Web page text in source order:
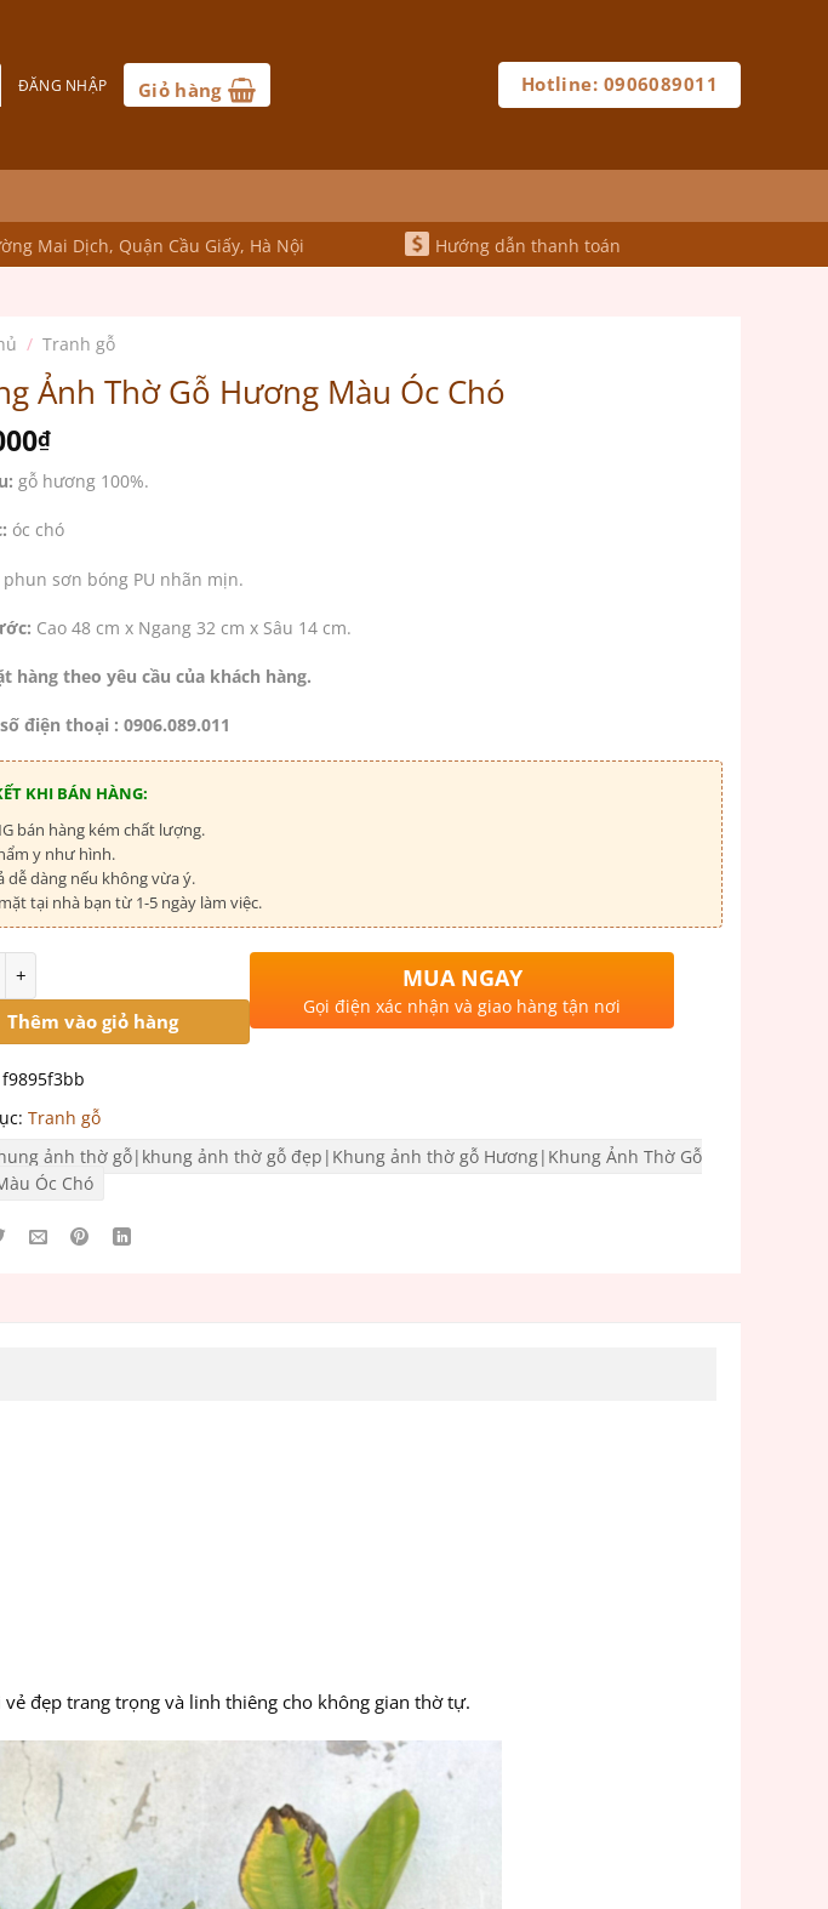
ĐĂNG NHẬP Giỏ hàng Hotline: 0906089011
Mai Dịch, Quận Cầu Giấy, Hà Nội Hướng dẫn thanh toán
/ Tranh gỗ
Ảnh Thờ Gỗ Hương Màu Óc Chó
₫
gỗ hương 100%.
óc chó
phun sơn bóng PU nhãn mịn.
Cao 48 cm x Ngang 32 cm x Sâu 14 cm.
hàng theo yêu cầu của khách hàng.
điện thoại : 0906.089.011
KHI BÁN HÀNG:
bán hàng kém chất lượng.
y như hình.
dễ dàng nếu không vừa ý.
tại nhà bạn từ 1-5 ngày làm việc.
Thêm vào giỏ hàng
MUA NGAY
Gọi điện xác nhận và giao hàng tận nơi
Tranh gỗ
ảnh thờ gỗ|khung ảnh thờ gỗ đẹp|Khung ảnh thờ gỗ Hương|Khung Ảnh Thờ Gỗ
Óc Chó
đẹp trang trọng và linh thiêng cho không gian thờ tự.